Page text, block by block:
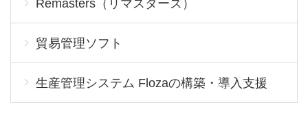
Remasters（リマスターズ）
貿易管理ソフト
生産管理システム Flozaの構築・導入支援